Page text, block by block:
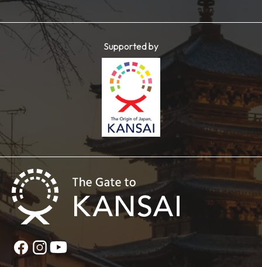
Supported by